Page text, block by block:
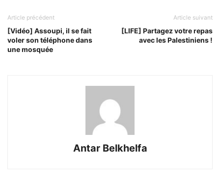
Article précédent
[Vidéo] Assoupi, il se fait
voler son téléphone dans
une mosquée
Article suivant
[LIFE] Partagez votre repas
avec les Palestiniens !
Antar Belkhelfa